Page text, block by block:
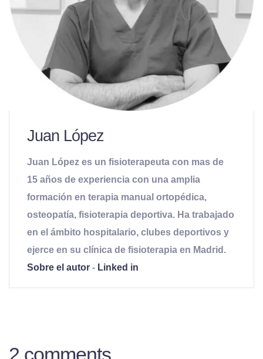
Juan López
Juan López es un fisioterapeuta con mas de
15 años de experiencia con una amplia
formación en terapia manual ortopédica,
osteopatía, fisioterapia deportiva. Ha trabajado
en el ámbito hospitalario, clubes deportivos y
ejerce en su clínica de fisioterapia en Madrid.
Sobre el autor - Linked in
2 comments